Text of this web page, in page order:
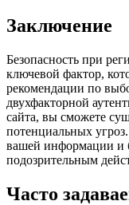
Заключение
Безопасность при
ключевой фактор,
рекомендации по
двухфакторной
сайта, вы сможете
потенциальных
вашей информации и
подозрительным
Часто